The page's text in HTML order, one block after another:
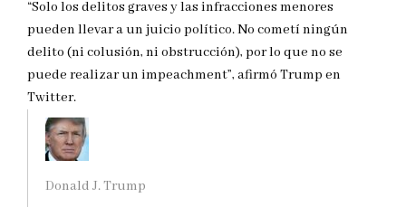
“Solo los delitos graves y las infracciones menores
pueden llevar a un juicio político. No cometí ningún
delito (ni colusión, ni obstrucción), por lo que no se
puede realizar un impeachment”, afirmó Trump en
Twitter.
Donald J. Trump